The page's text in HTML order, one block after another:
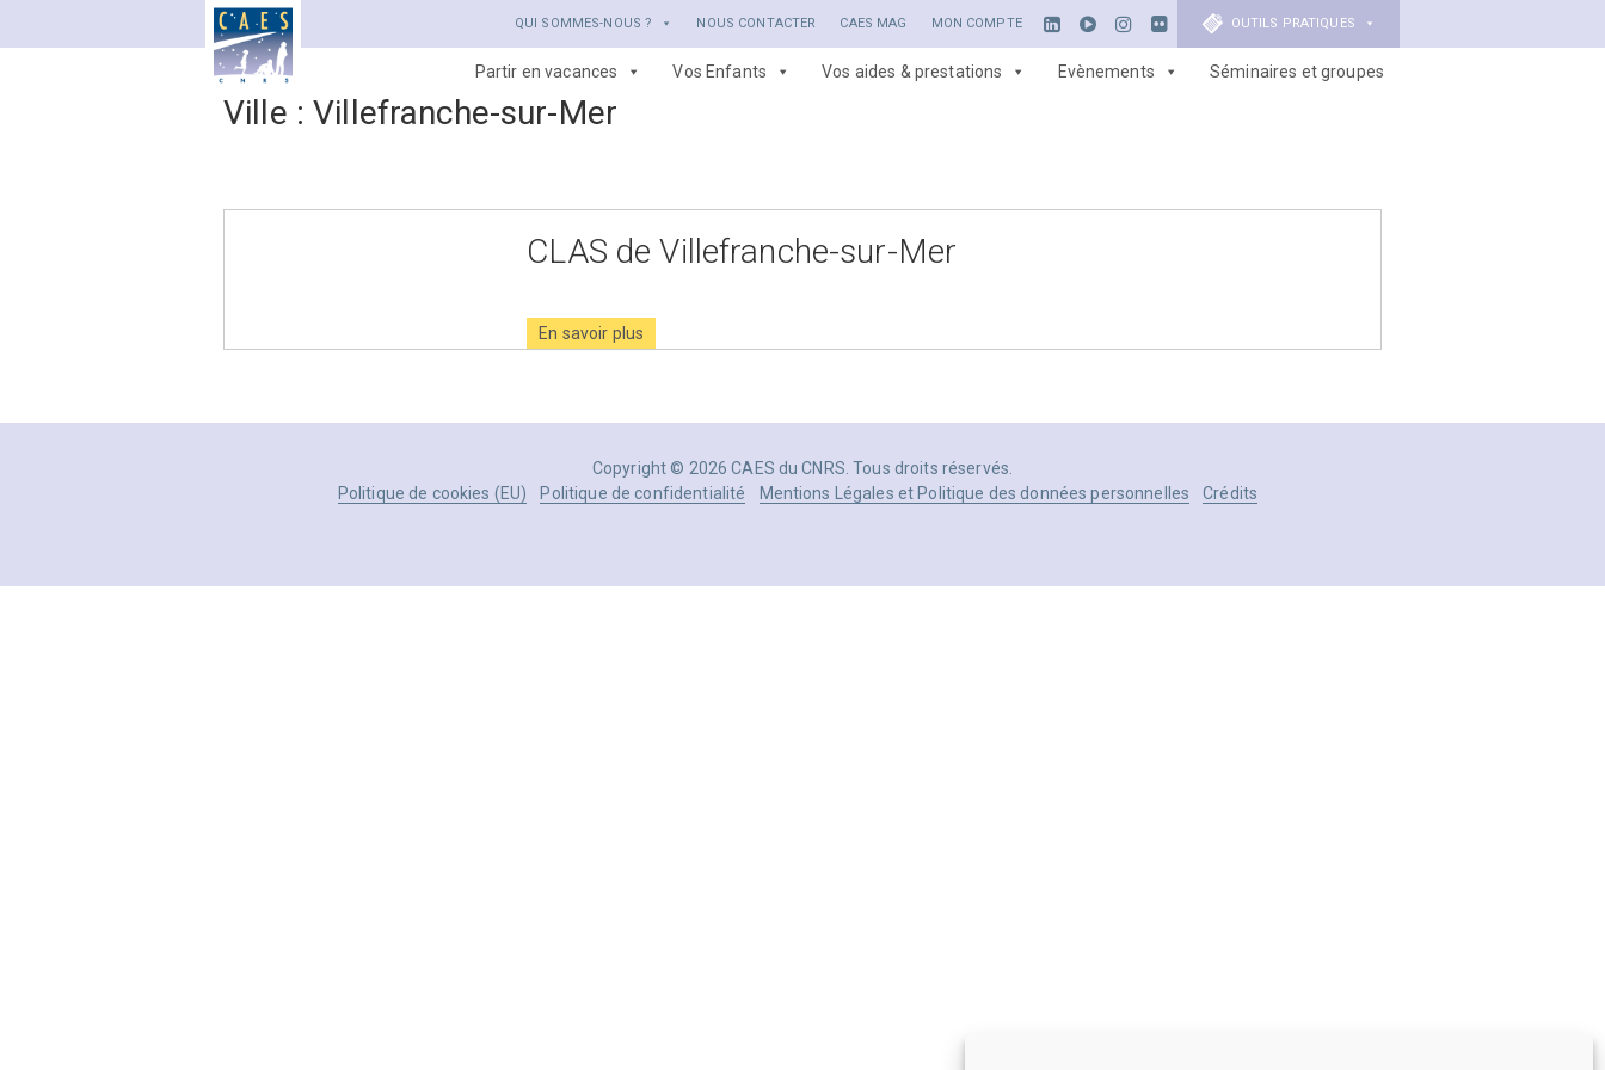
QUI SOMMES-NOUS ? NOUS CONTACTER CAES MAG MON COMPTE OUTILS PRATIQUES
Partir en vacances Vos Enfants Vos aides & prestations Evènements Séminaires et groupes
Ville :Villefranche-sur-Mer
CLAS de Villefranche-sur-Mer
En savoir plus
Copyright © 2026 CAES du CNRS. Tous droits réservés.
Politique de cookies (EU)
Politique de confidentialité Mentions Légales et Politique des données personnelles Crédits